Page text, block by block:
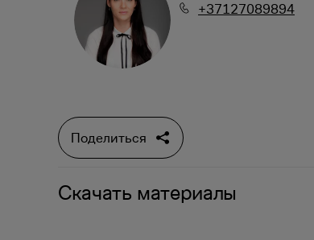
+37127089894
Поделиться
Скачать материалы